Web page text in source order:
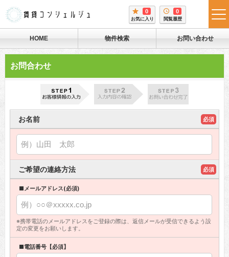
0
お気に入り
0
閲覧履歴
HOME 物件検索 お問い合わせ
お問合わせ
お名前 必須
ご希望の連絡方法 必須
■メールアドレス(必須)
※携帯電話のメールアドレスをご登録の際は、返信メールが受信できるよう設
定の変更をお願いします。
■電話番号【必須】